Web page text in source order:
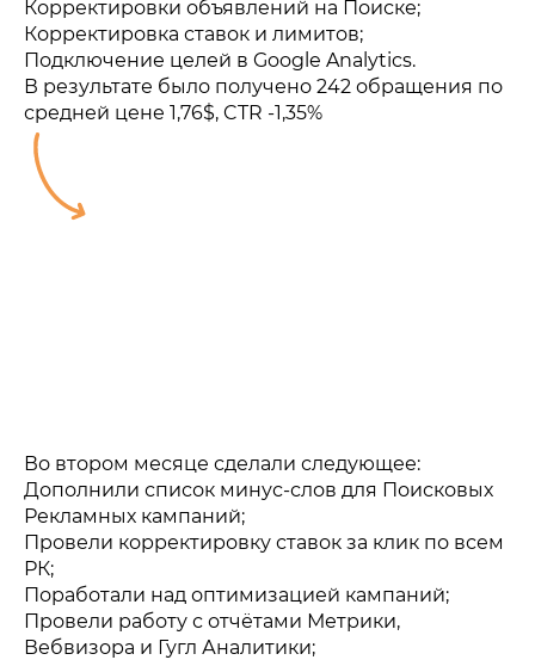
Корректировки объявлений на Поиске;
Корректировка ставок и лимитов;
Подключение целей в Google Analytics.
В результате было получено 242 обращения по
средней цене 1,76$, CTR -1,35%
Во втором месяце сделали следующее:
Дополнили список минус-слов для Поисковых
Рекламных кампаний;
Провели корректировку ставок за клик по всем
РК;
Поработали над оптимизацией кампаний;
Провели работу с отчётами Метрики,
Вебвизора и Гугл Аналитики;